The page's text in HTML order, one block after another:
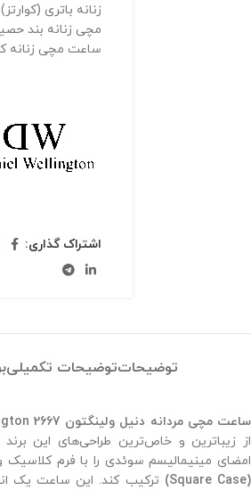
زنانه باتری (کوارتز)
مچی زنانه بند
ساعت مچی زنانه
اشتراک گذاری:
توضیحاتتوضیحات تکمیلی
ساعت مچی مردانه دنیل ولینگتون 2667 Daniel Wellington
از زیباترین و خاص‌ترین طراحی‌های این
امضای مینیمالیسم سوئدی را با فرم کلاسیک
(Square Case)
ترکیب کند. این ساعت یک